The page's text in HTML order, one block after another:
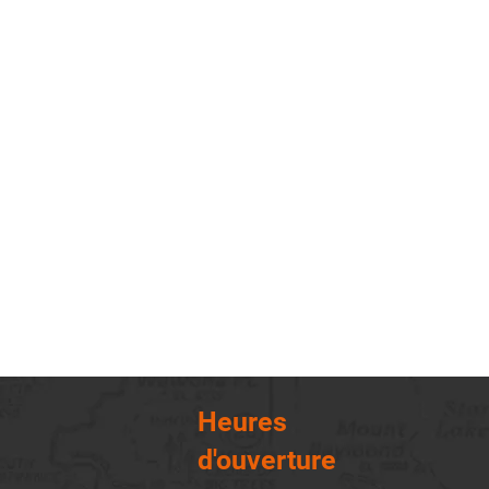
Heures
d'ouverture